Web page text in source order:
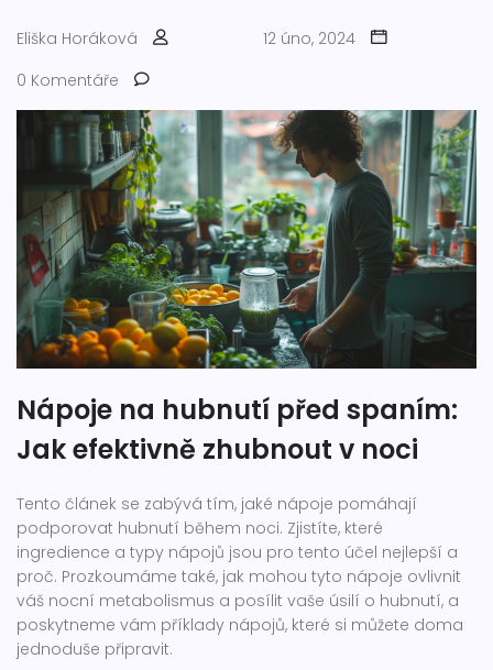
Eliška Horáková
12 úno, 2024
0 Komentáře
Nápoje na hubnutí před spaním:
Jak efektivně zhubnout v noci
Tento článek se zabývá tím, jaké nápoje pomáhají
podporovat hubnutí během noci. Zjistíte, které
ingredience a typy nápojů jsou pro tento účel nejlepší a
proč. Prozkoumáme také, jak mohou tyto nápoje ovlivnit
váš nocní metabolismus a posílit vaše úsilí o hubnutí, a
poskytneme vám příklady nápojů, které si můžete doma
jednoduše připravit.